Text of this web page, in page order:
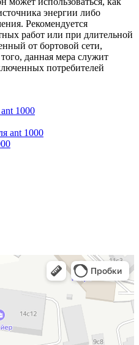
энергии либо
Рекомендуется
работ или при длительной
от бортовой сети,
данная мера служит
потребителей
1000
ant 1000